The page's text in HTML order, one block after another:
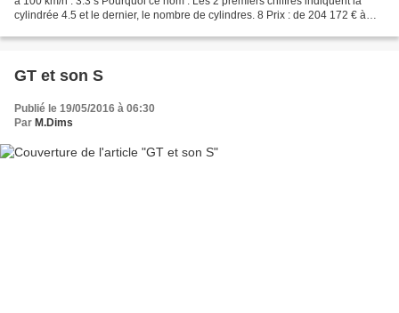
cylindrée 4.5 et le dernier, le nombre de cylindres. 8 Prix : de 204 172 € à
GT et son S
Publié le 19/05/2016 à 06:30
Par M.Dims